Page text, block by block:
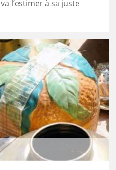
l’estimer à sa juste